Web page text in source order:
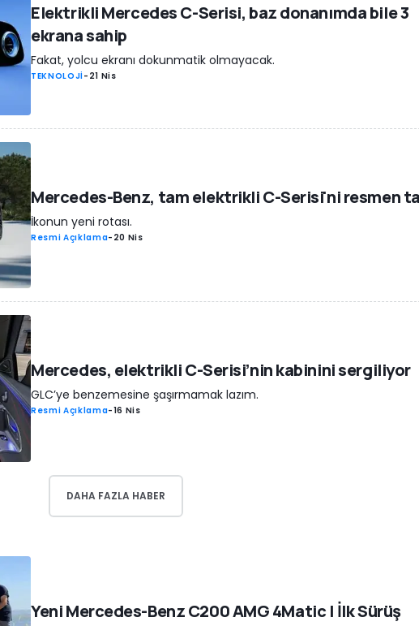
Elektrikli Mercedes C-Serisi, baz donanımda bile 3
ekrana sahip
Fakat, yolcu ekranı dokunmatik olmayacak.
TEKNOLOJİ- 21 Nis
Mercedes-Benz, tam elektrikli C-Serisi'ni resmen
İkonun yeni rotası.
Resmi Açıklama- 20 Nis
Mercedes, elektrikli C-Serisi’nin kabinini sergiliyor
GLC’ye benzemesine şaşırmamak lazım.
Resmi Açıklama-16 Nis
DAHA FAZLA HABER
Yeni Mercedes-Benz C200 AMG 4Matic | İlk Sürüş